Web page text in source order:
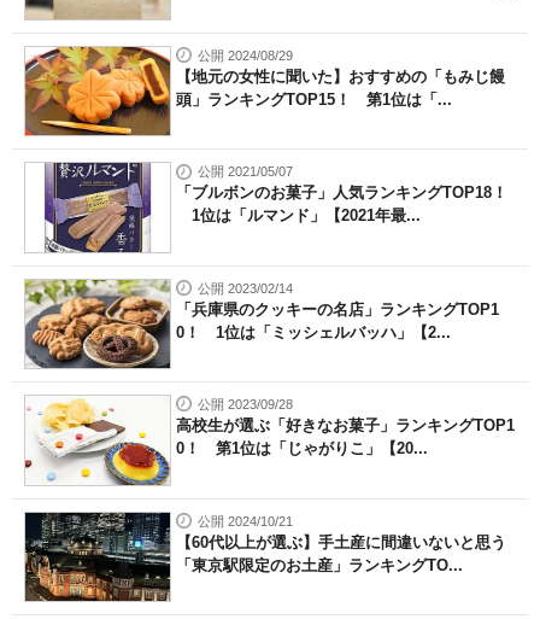
公開 2024/08/29
【地元の女性に聞いた】おすすめの「もみじ饅
頭」ランキングTOP15！ 第1位は「...
公開 2021/05/07
「ブルボンのお菓子」人気ランキングTOP18！
1位は「ルマンド」【2021年最...
公開 2023/02/14
「兵庫県のクッキーの名店」ランキングTOP1
0！ 1位は「ミッシェルバッハ」【2...
公開 2023/09/28
高校生が選ぶ「好きなお菓子」ランキングTOP1
0！ 第1位は「じゃがりこ」【20...
公開 2024/10/21
【60代以上が選ぶ】手土産に間違いないと思う
「東京駅限定のお土産」ランキングTO...